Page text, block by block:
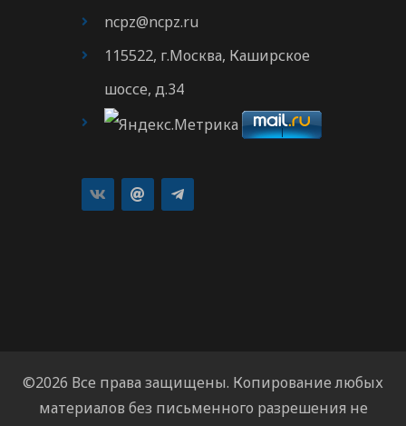
ncpz@ncpz.ru
115522, г.Москва, Каширское
шоссе, д.34
©2026 Все права защищены. Копирование любых
материалов без письменного разрешения не